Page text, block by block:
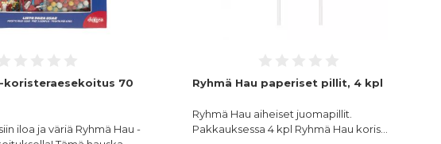
-koristeraesekoitus 70
iloa ja väriä Ryhmä Hau -
Ryhmä Hau paperiset pillit, 4 kpl
Ryhmä Hau aiheiset juomapillit.
Pakkauksessa 4 kpl Ryhmä Hau koris…